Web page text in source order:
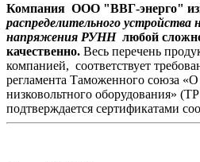
Компания ООО "ВВГ-энерго"
распределительного устройства
напряжения РУНН любой
качественно. Весь перечень
компанией, соответствует
регламента Таможенного союза «О
низковольтного оборудования»
подтверждается сертификатами